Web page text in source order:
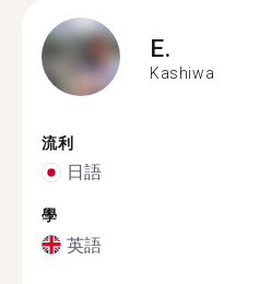
E.
Kashiwa
流利
日語
學
英語